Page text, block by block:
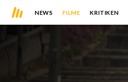
NEWS FILME KRITIKEN